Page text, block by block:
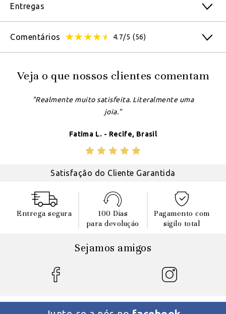
Entregas
Comentários 4.7/5 (56)
Veja o que nossos clientes comentam
"Realmente muito satisfeita. Literalmente uma
joia."
Fatima L. - Recife, Brasil
Satisfação do Cliente Garantida
Entrega segura
100 Dias
para devoluçáo
Pagamento com
sigilo total
Sejamos amigos